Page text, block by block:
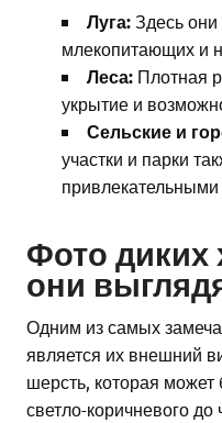
Луга: Здесь они
млекопитающих и
Леса: Плотная
укрытие и
Сельские и
участки и парки
привлекательными
Фото диких
они
Одним из самых
является их внешний
шерсть, которая
светло-коричневого